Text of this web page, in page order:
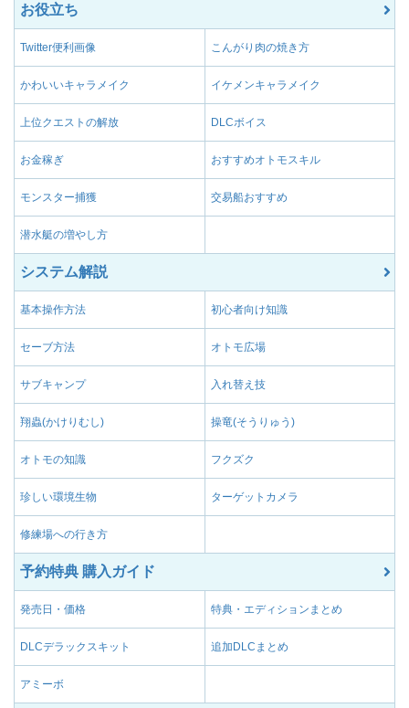
お役立ち
Twitter便利画像 こんがり肉の焼き方
かわいいキャラメイク イケメンキャラメイク
上位クエストの解放 DLCボイス
お金稼ぎ おすすめオトモスキル
モンスター捕獲 交易船おすすめ
潜水艇の増やし方
システム解説
基本操作方法 初心者向け知識
セーブ方法 オトモ広場
サブキャンプ 入れ替え技
翔蟲(かけりむし) 操竜(そうりゅう)
オトモの知識 フクズク
珍しい環境生物 ターゲットカメラ
修練場への行き方
予約特典 購入ガイド
発売日・価格 特典・エディションまとめ
DLCデラックスキット 追加DLCまとめ
アミーボ